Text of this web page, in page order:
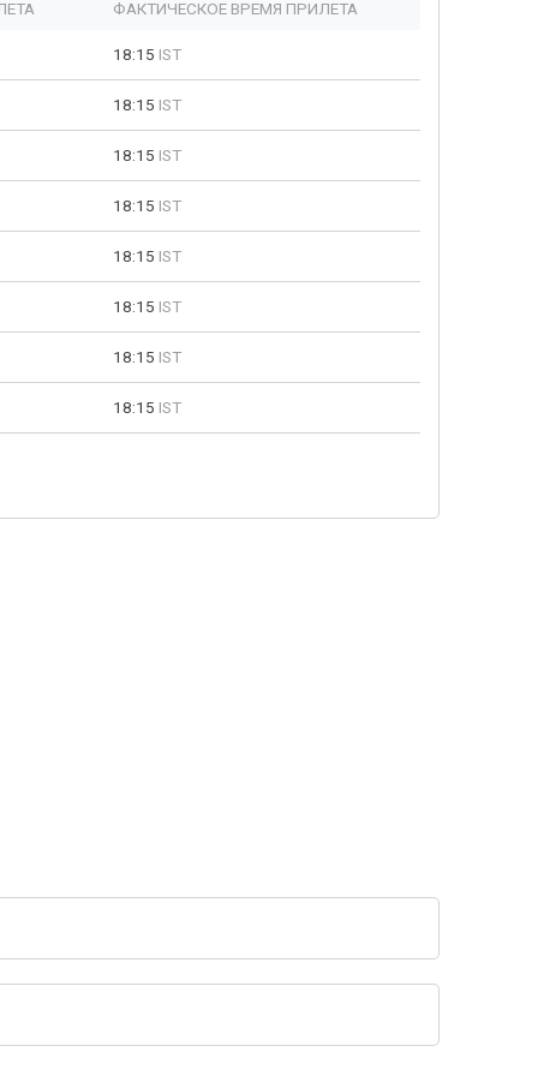
ФАКТИЧЕСКОЕ ВРЕМЯ ПРИЛЕТА
18:15 IST
18:15 IST
18:15 IST
18:15 IST
18:15 IST
18:15 IST
18:15 IST
18:15 IST